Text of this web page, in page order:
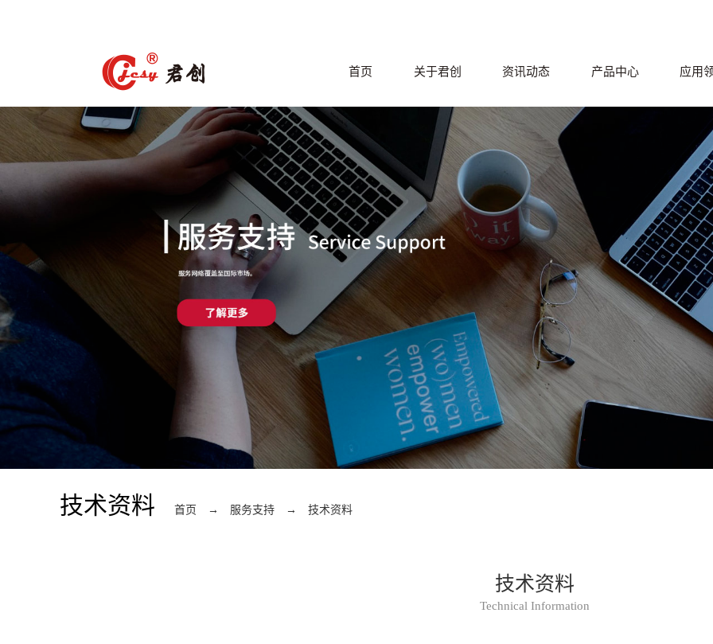
首页 关于君创 资讯动态 产品中心 应用
技术资料 首页 → 服务支持 → 技术资料
技术资料
Technical Information